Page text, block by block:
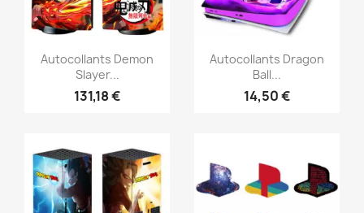
Aperçu rapide
Autocollants Demon
Slayer...
131,18 €
Aperçu rapide
Autocollants Dragon
Ball...
14,50 €